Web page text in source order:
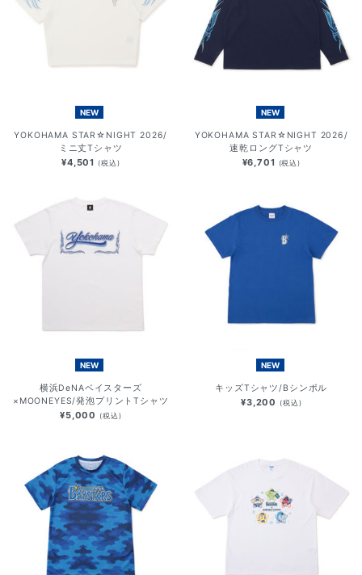
NEW
YOKOHAMA STAR☆NIGHT 2026/
ミニ丈Tシャツ
¥4,501 (税込)
NEW
YOKOHAMA STAR☆NIGHT 2026/
速乾ロングTシャツ
¥6,701 (税込)
NEW
横浜DeNAベイスターズ
×MOONEYES/発泡プリントTシャツ
¥5,000 (税込)
NEW
キッズTシャツ/Bシンボル
¥3,200 (税込)